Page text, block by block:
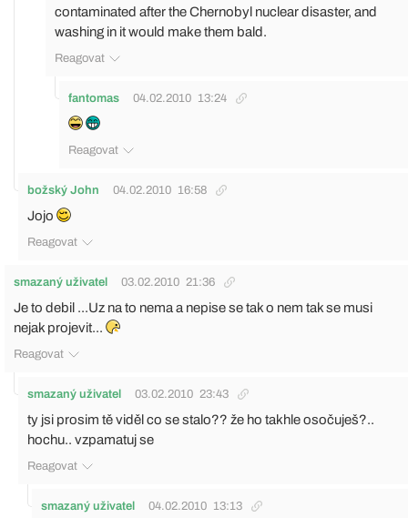
contaminated after the Chernobyl nuclear disaster, and
washing in it would make them bald.
Reagovat
fantomas 04.02.2010 13:24
Reagovat
božský John 04.02.2010 16:58
Jojo
Reagovat
smazaný uživatel 03.02.2010 21:36
Je to debil ...Uz na to nema a nepise se tak o nem tak se musi
nejak projevit...
Reagovat
smazaný uživatel 03.02.2010 23:43
ty jsi prosim tě viděl co se stalo?? že ho takhle osočuješ?..
hochu.. vzpamatuj se
Reagovat
smazaný uživatel 04.02.2010 13:13